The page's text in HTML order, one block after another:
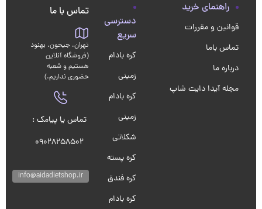
راهنمای خرید
قوانین و مقررات
تماس باما
درباره ما
مجله آیدا دایت شاپ
دسترسی
سریع
کره بادام
زمینی
کره بادام
زمینی
شکلاتی
کره پسته
کره فندق
کره بادام
تماس با ما
تهران، جیحون، بهنود
(فروشگاه آنلاین
هستیم و شعبه
حضوری نداریم.)
تماس یا پیامک :
09028258502
info@aidadietshop.ir